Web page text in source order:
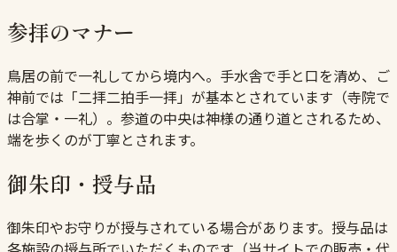
参拝のマナー
鳥居の前で一礼してから境内へ。手水舎で手と口を清め、ご
神前では「二拝二拍手一拝」が基本とされています（寺院で
は合掌・一礼）。参道の中央は神様の通り道とされるため、
端を歩くのが丁寧とされます。
御朱印・授与品
御朱印やお守りが授与されている場合があります。授与品は